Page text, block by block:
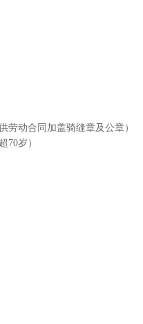
劳动合同加盖骑缝章及公章）
70岁）